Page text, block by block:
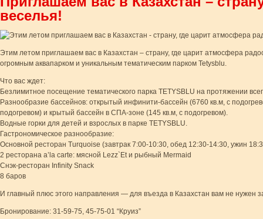
веселья!
Этим летом приглашаем вас в Казахстан – страну, где царит атмосфера
огромным аквапарком и уникальным тематическим парком Tetysblu.
Что вас ждет:
Безлимитное посещение тематического парка TETYSBLU на протяжении
Разнообразие бассейнов: открытый инфинити-бассейн (6760 кв.м, с
подогревом) и крытый бассейн в СПА-зоне (145 кв.м, с подогревом).
Водные горки для детей и взрослых в парке TETYSBLU.
Гастрономическое разнообразие:
Основной ресторан Turquoise (завтрак 7:00-10:30, обед 12:30-14:30, ужин
2 ресторана a’la carte: мясной Lezz`Et и рыбный Mermaid
Снэк-ресторан Infinity Snack
8 баров
И главный плюс этого направления — для въезда в Казахстан вам не нужен
Бронирование: 31-59-75, 45-75-01 “Круиз”